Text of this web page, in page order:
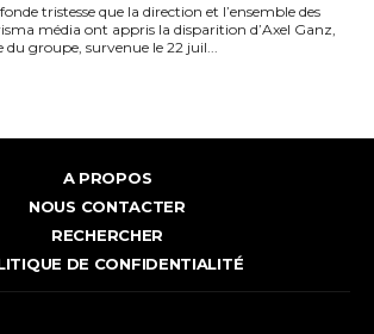
tristesse que la direction et l’ensemble des
média ont appris la disparition d’Axel Ganz,
groupe, survenue le 22 juil...
A PROPOS
NOUS CONTACTER
RECHERCHER
DE CONFIDENTIALITÉ